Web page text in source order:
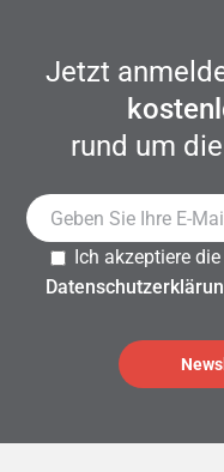
Jetzt
rund um
Ich akzeptiere